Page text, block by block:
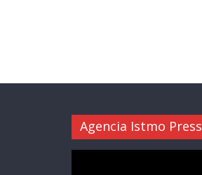
Agencia Istmo Press